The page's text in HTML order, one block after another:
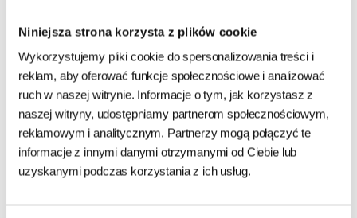
Niniejsza strona korzysta z plików cookie
Wykorzystujemy pliki cookie do spersonalizowania treści i
reklam, aby oferować funkcje społecznościowe i analizować
ruch w naszej witrynie. Informacje o tym, jak korzystasz z
naszej witryny, udostępniamy partnerom społecznościowym,
reklamowym i analitycznym. Partnerzy mogą połączyć te
informacje z innymi danymi otrzymanymi od Ciebie lub
uzyskanymi podczas korzystania z ich usług.
Dawkowanie
Zmianę diety należy wprowadzić stopniowo przez okres około
pięciu dni.
Dla Kotów 2 – 4 kg dzienna rekomendowana dawka to 2 – 3
saszetki.
Dla Kotów 4 – 6 kg dzienna rekomendowana dawka to 3 – 4
saszetki.